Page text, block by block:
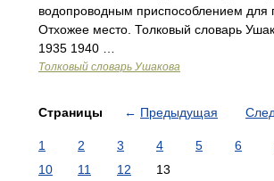
водопроводным приспособлением для
Отхожее место. Толковый словарь
1935 1940 …
Толковый словарь Ушакова
Страницы ← Предыдущая
1 2 3 4 5 6
10
11 12 13